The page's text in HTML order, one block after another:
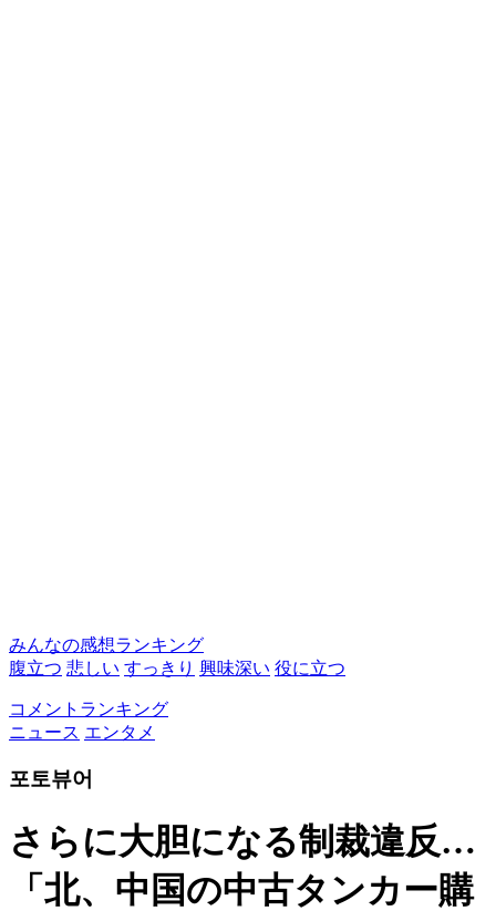
みんなの感想ランキング
腹立つ 悲しい すっきり 興味深い 役に立つ
コメントランキング
ニュース エンタメ
포토뷰어
さらに大胆になる制裁違反…
「北、中国の中古タンカー購